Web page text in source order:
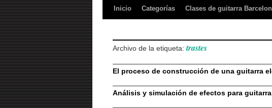
Inicio Categorías Clases de guitarra
Archivo de la etiqueta:trastes
El proceso de construcción de una guitarra
Análisis y simulación de efectos para